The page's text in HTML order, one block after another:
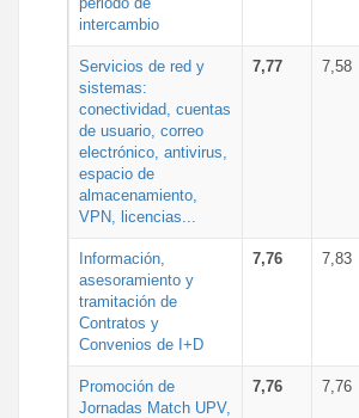
intercambio
Servicios de red y
sistemas:
conectividad, cuentas
de usuario, correo
electrónico, antivirus,
espacio de
almacenamiento,
VPN, licencias...
7,77 7,58
Información,
asesoramiento y
tramitación de
Contratos y
Convenios de I+D
7,76 7,83
Promoción de
Jornadas Match UPV,
7,76 7,76